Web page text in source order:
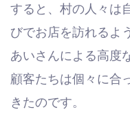
すると、村の人々は
びでお店を訪れるよ
あいさんによる高度
顧客たちは個々に合
きたのです。